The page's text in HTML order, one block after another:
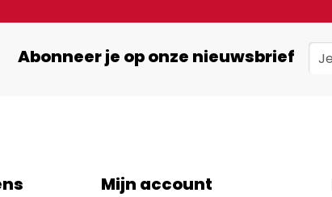
Abonneer je op onze nieuwsbrief
Mijn account